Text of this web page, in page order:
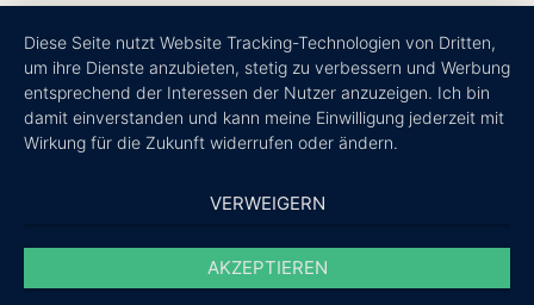
Physiotherapie Münster
Personal Training Münster
Diese Seite nutzt Website Tracking-Technologien von Dritten,
um ihre Dienste anzubieten, stetig zu verbessern und Werbung
entsprechend der Interessen der Nutzer anzuzeigen. Ich bin
damit einverstanden und kann meine Einwilligung jederzeit mit
Wirkung für die Zukunft widerrufen oder ändern.
VERWEIGERN
AKZEPTIEREN